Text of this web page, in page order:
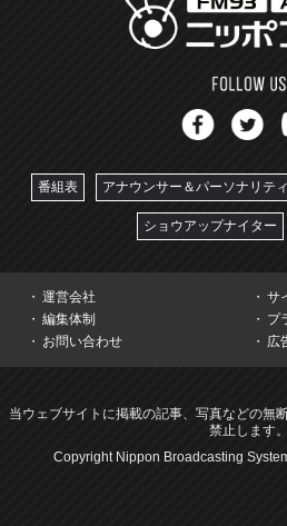
番組表 アナウンサー＆パーソナリテ
ショウアップナイター
運営会社
サ
編集体制
プ
お問い合わせ
広
当ウェブサイトに掲載の記事、写真などの無
禁止します。
Copyright Nippon Broadcasting